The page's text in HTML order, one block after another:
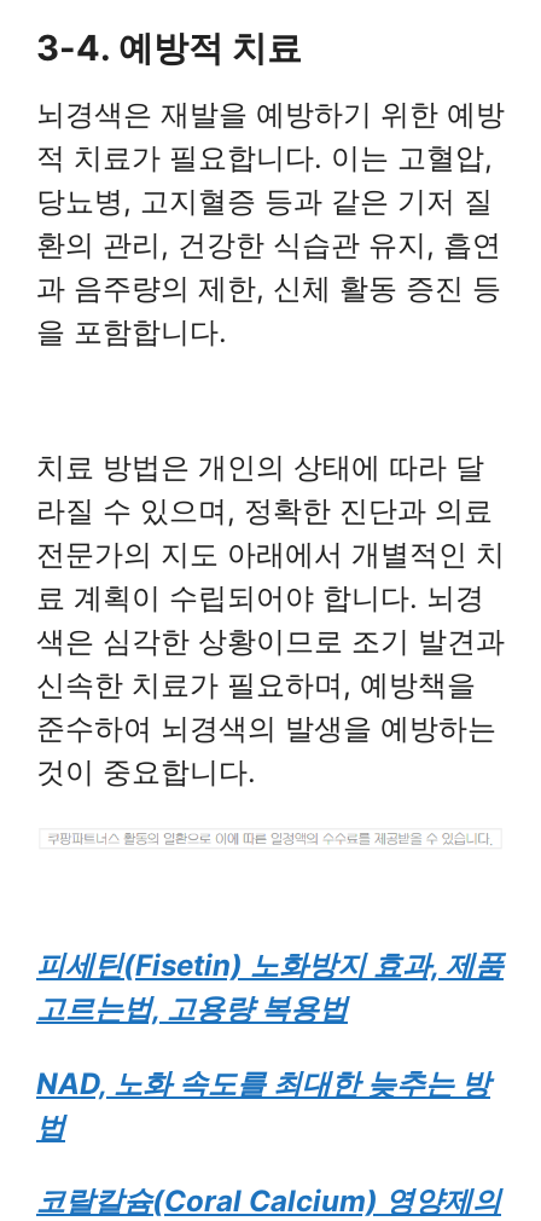
3-4. 예방적 치료
뇌경색은 재발을 예방하기 위한 예방
적 치료가 필요합니다. 이는 고혈압,
당뇨병, 고지혈증 등과 같은 기저 질
환의 관리, 건강한 식습관 유지, 흡연
과 음주량의 제한, 신체 활동 증진 등
을 포함합니다.
치료 방법은 개인의 상태에 따라 달
라질 수 있으며, 정확한 진단과 의료
전문가의 지도 아래에서 개별적인 치
료 계획이 수립되어야 합니다. 뇌경
색은 심각한 상황이므로 조기 발견과
신속한 치료가 필요하며, 예방책을
준수하여 뇌경색의 발생을 예방하는
것이 중요합니다.
피세틴(Fisetin) 노화방지 효과, 제품
고르는법, 고용량 복용법
NAD, 노화 속도를 최대한 늦추는 방
법
코랄칼슘(Coral Calcium) 영양제의